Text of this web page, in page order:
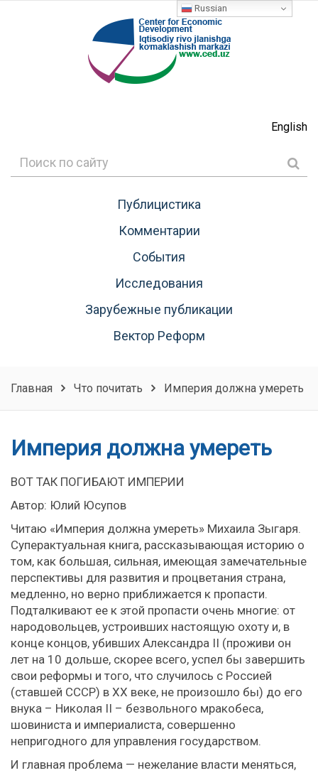
English
Публицистика
Комментарии
События
Исследования
Зарубежные публикации
Вектор Реформ
Главная Что почитать Империя должна умереть
Империя должна умереть
ВОТ ТАК ПОГИБАЮТ ИМПЕРИИ
Автор: Юлий Юсупов
Читаю «Империя должна умереть» Михаила Зыгаря.
Суперактуальная книга, рассказывающая историю о
том, как большая, сильная, имеющая замечательные
перспективы для развития и процветания страна,
медленно, но верно приближается к пропасти.
Подталкивают ее к этой пропасти очень многие: от
народовольцев, устроивших настоящую охоту и, в
конце концов, убивших Александра II (проживи он
лет на 10 дольше, скорее всего, успел бы завершить
свои реформы и того, что случилось с Россией
(ставшей СССР) в ХХ веке, не произошло бы) до его
внука – Николая II – безвольного мракобеса,
шовиниста и империалиста, совершенно
непригодного для управления государством.
И главная проблема — нежелание власти меняться,
Russian